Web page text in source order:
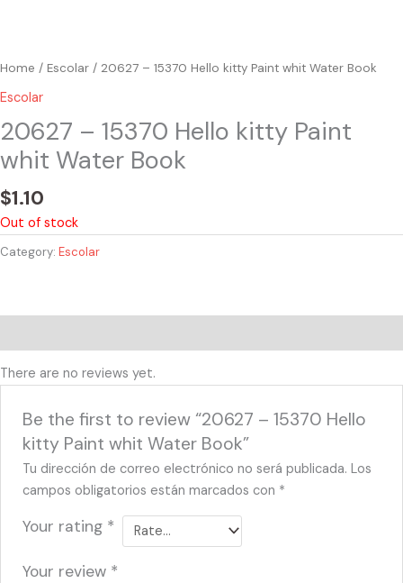
Home / Escolar / 20627 – 15370 Hello kitty Paint whit Water Book
Escolar
20627 – 15370 Hello kitty Paint
whit Water Book
$1.10
Out of stock
Category: Escolar
There are no reviews yet.
Be the first to review “20627 – 15370 Hello
kitty Paint whit Water Book”
Tu dirección de correo electrónico no será publicada. Los
campos obligatorios están marcados con *
Your rating *
Your review *